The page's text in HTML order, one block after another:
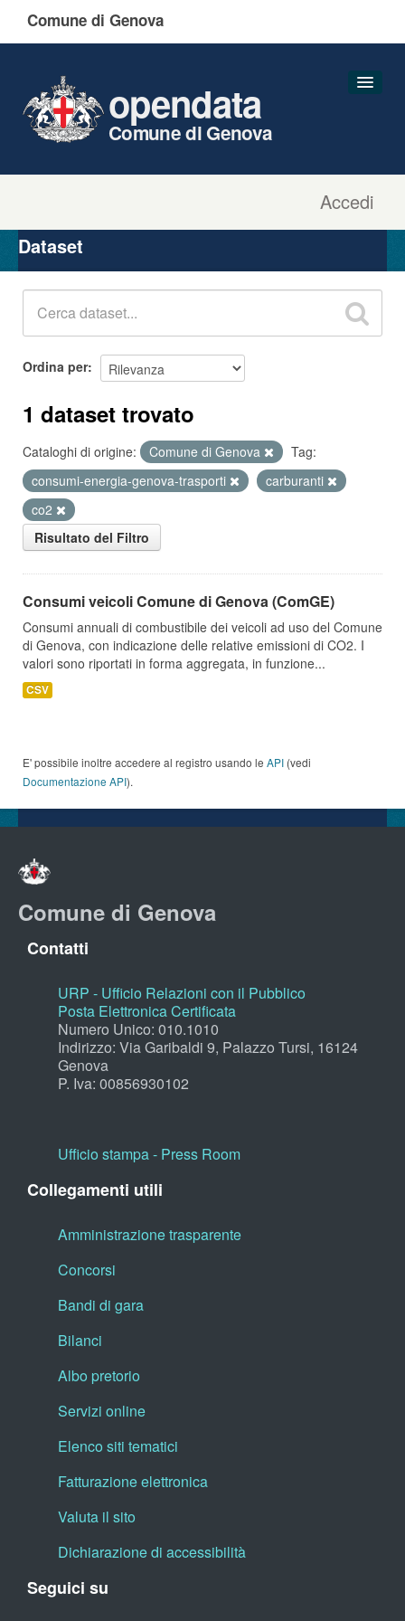
Comune di Genova
Accedi
opendata
Comune di Genova
Organizzazioni
Gruppi
Dataset
Ordina per
1 dataset trovato
Cataloghi di origine: Comune di Genova
Tag:
consumi-energia-genova-trasporti
carburanti
co2
Risultato del Filtro
Consumi veicoli Comune di Genova (ComGE)
Consumi annuali di combustibile dei veicoli ad uso del Comune
di Genova, con indicazione delle relative emissioni di CO2. I
valori sono riportati in forma aggregata, in funzione...
CSV
E' possibile inoltre accedere al registro usando le API (vedi
Documentazione API).
Comune di Genova
Contatti
URP - Ufficio Relazioni con il Pubblico
Posta Elettronica Certificata
Numero Unico: 010.1010
Indirizzo: Via Garibaldi 9, Palazzo Tursi, 16124
Genova
P. Iva: 00856930102
Ufficio stampa - Press Room
Collegamenti utili
Amministrazione trasparente
Concorsi
Bandi di gara
Bilanci
Albo pretorio
Servizi online
Elenco siti tematici
Fatturazione elettronica
Valuta il sito
Dichiarazione di accessibilità
Seguici su